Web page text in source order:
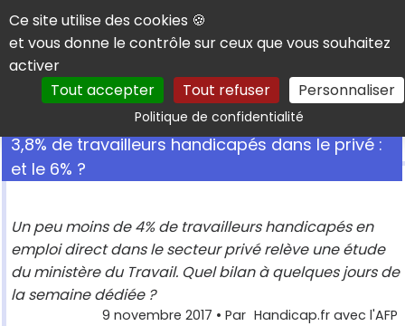
Panneau de gestion des cookies
Ce site utilise des cookies 🍪
et vous donne le contrôle sur ceux que vous souhaitez
activer
Tout accepter
Tout refuser Personnaliser
Politique de confidentialitéRechercher
3,8% de travailleurs handicapés dans le privé :
et le 6% ?
Un peu moins de 4% de travailleurs handicapés en
emploi direct dans le secteur privé relève une étude
du ministère du Travail. Quel bilan à quelques jours de
la semaine dédiée ?
9 novembre 2017 • Par Handicap.fr avec l'AFP